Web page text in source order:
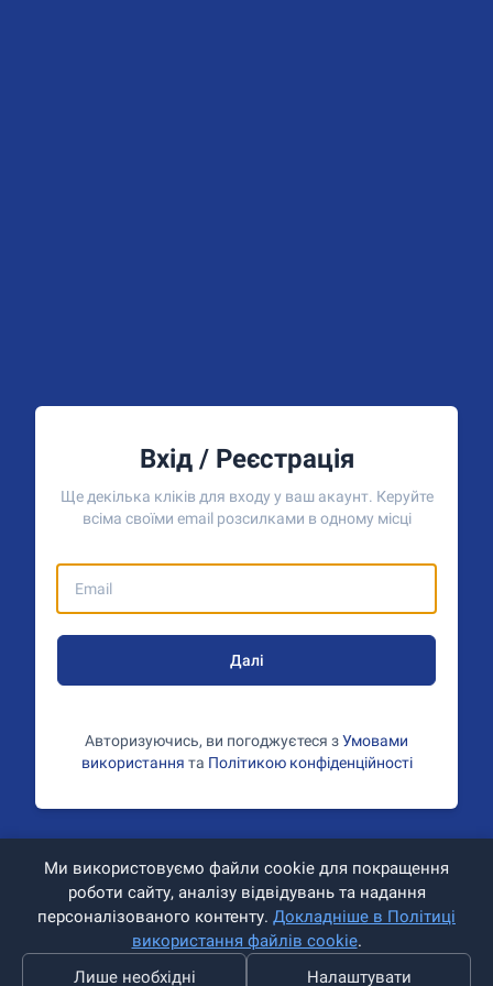
Вхід / Реєстрація
Ще декілька кліків для входу у ваш акаунт. Керуйте
всіма своїми email розсилками в одному місці
Далі
Авторизуючись, ви погоджуєтеся зУмовами
використання та Політикою конфіденційності
Ми використовуємо файли cookie для покращення
роботи сайту, аналізу відвідувань та надання
персоналізованого контенту. Докладніше в Політиці
використання файлів cookie.
Лише необхідні
Налаштувати